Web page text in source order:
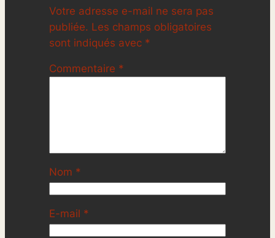
Votre adresse e-mail ne sera pas
publiée. Les champs obligatoires
sont indiqués avec *
Commentaire *
Nom *
E-mail *